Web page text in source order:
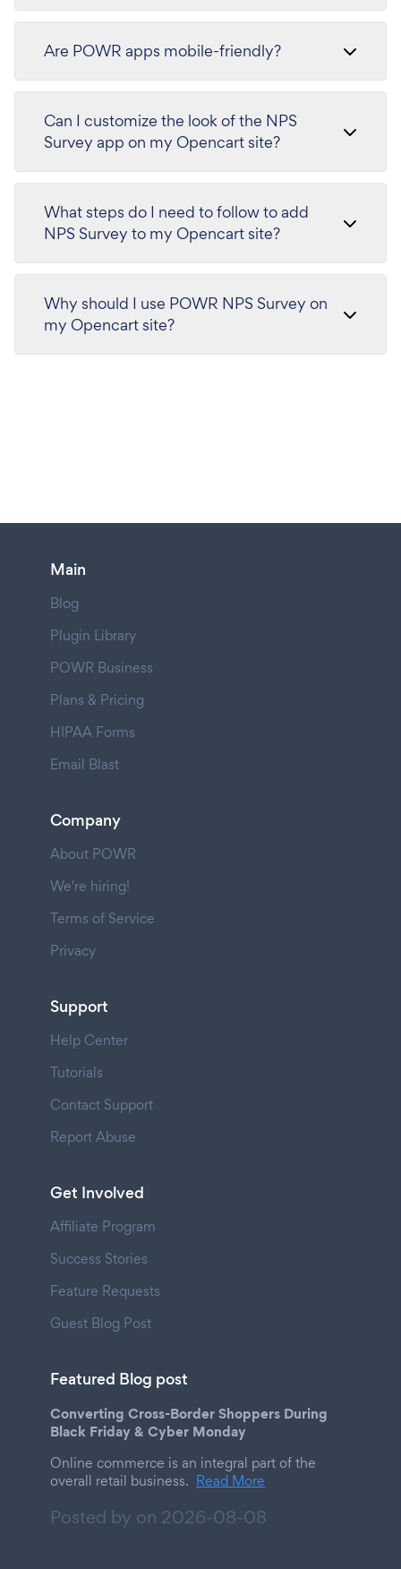
Are POWR apps mobile-friendly?
Can I customize the look of the NPS
Survey app on my Opencart site?
What steps do I need to follow to add
NPS Survey to my Opencart site?
Why should I use POWR NPS Survey on
my Opencart site?
Main
Blog
Plugin Library
POWR Business
Plans & Pricing
HIPAA Forms
Email Blast
Company
About POWR
We're hiring!
Terms of Service
Privacy
Support
Help Center
Tutorials
Contact Support
Report Abuse
Get Involved
Affiliate Program
Success Stories
Feature Requests
Guest Blog Post
Featured Blog post
Converting Cross-Border Shoppers During
Black Friday & Cyber Monday
Online commerce is an integral part of the
overall retail business. Read More
Posted by on 2026-08-08